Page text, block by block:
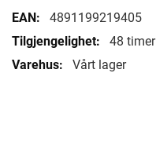
informasjon4891199219405
48 timer
Vårt lager